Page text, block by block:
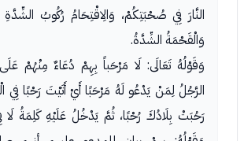
النَّارَ فِي صُحْبَتِكُمْ، وَالِاقْتِحَامُ رُكُوبُ الشِّدَّةِ
وَالْقَحْمَةُ الشِّدَّةُ.
وَقَوْلُهُ تَعَالَى: لَا مَرْحَباً بِهِمْ دُعَاءٌ مِنْهُمْ
الرَّجُلُ لِمَنْ يَدْعُو لَهُ مَرْحَبًا أَيْ أَتَيْتَ رَحْبًا فِي
رَحُبَتْ بِلَادُكَ رُحْبًا، ثُمَّ يَدْخُلُ عَلَيْهِ كَلِمَةُ لَا